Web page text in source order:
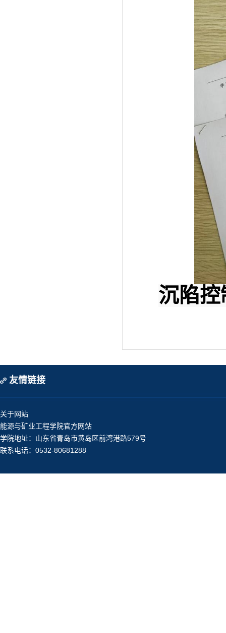
沉陷
友情链接
关于网站
能源与矿业工程学院官方网站
学院地址：山东省青岛市黄岛区前湾港路579号
联系电话：0532-80681288